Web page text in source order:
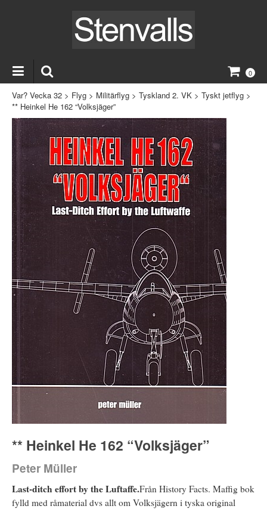
0
Var? Vecka 32 > Flyg > Militärflyg > Tyskland 2. VK > Tyskt jetflyg >
** Heinkel He 162 “Volksjäger”
** Heinkel He 162 “Volksjäger”
Peter Müller
Last-ditch effort by the Luftaffe.Från History Facts. Maffig bok
fylld med råmaterial dvs allt om Volksjägern i tyska original